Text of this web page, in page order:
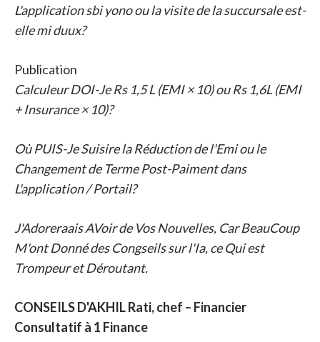
L'application sbi yono ou la visite de la succursale est-
elle mi duux?
Publication
Calculeur DOI-Je Rs 1,5 L (EMI × 10) ou Rs 1,6L (EMI
+ Insurance × 10)?
Où PUIS-Je Suisire la Réduction de l'Emi ou le
Changement de Terme Post-Paiment dans
L'application / Portail?
J'Adoreraais AVoir de Vos Nouvelles, Car BeauCoup
M'ont Donné des Congseils sur l'Ia, ce Qui est
Trompeur et Déroutant.
CONSEILS D'AKHIL Rati, chef – Financier
Consultatif à 1 Finance